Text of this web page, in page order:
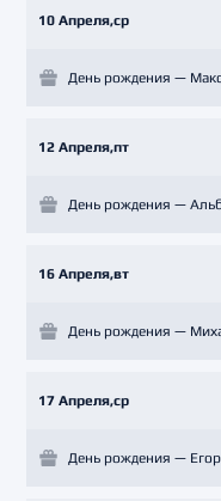
10 Апреля,ср
День рождения —
12 Апреля,пт
День рождения —
16 Апреля,вт
День рождения —
17 Апреля,ср
День рождения —